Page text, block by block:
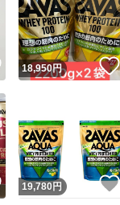
いいね！
18,950円
いいね！
19,780 円